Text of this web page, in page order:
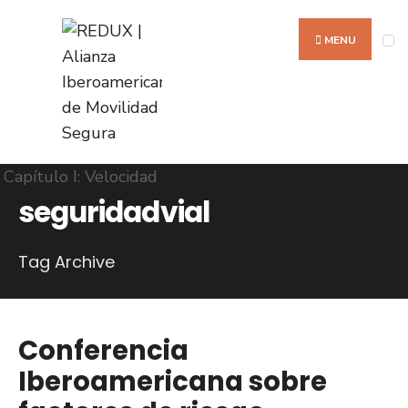
content
MENU
seguridadvial
Tag Archive
Conferencia
Iberoamericana sobre
for: